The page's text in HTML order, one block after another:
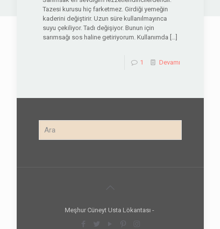
Tazesi kurusu hiç farketmez. Girdiği yemeğin
kaderini değiştirir. Uzun süre kullanılmayınca
suyu çekiliyor. Tadı değişiyor. Bunun için
sarımsağı sos haline getiriyorum. Kullanımda […]
1 Devamı
Meşhur Cüneyt Usta Lökantası -